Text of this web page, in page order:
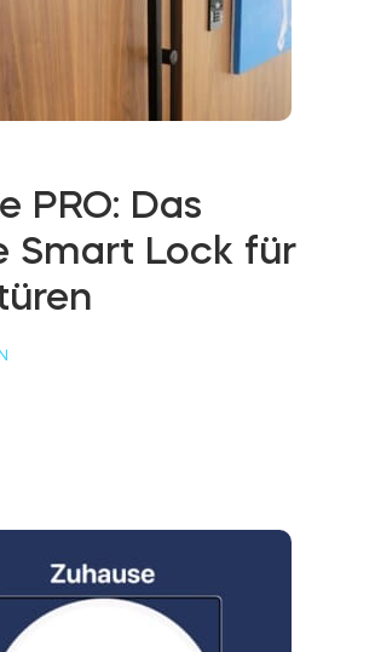
PRO: Das
Smart Lock für